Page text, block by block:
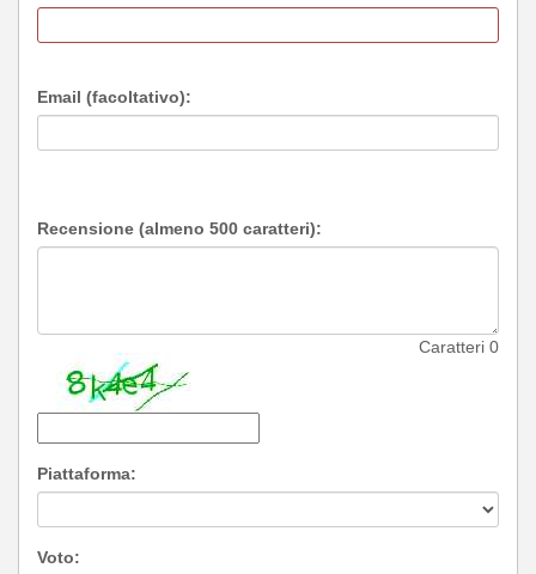
Email (facoltativo):
Recensione (almeno 500 caratteri):
Caratteri 0
Piattaforma:
Voto: